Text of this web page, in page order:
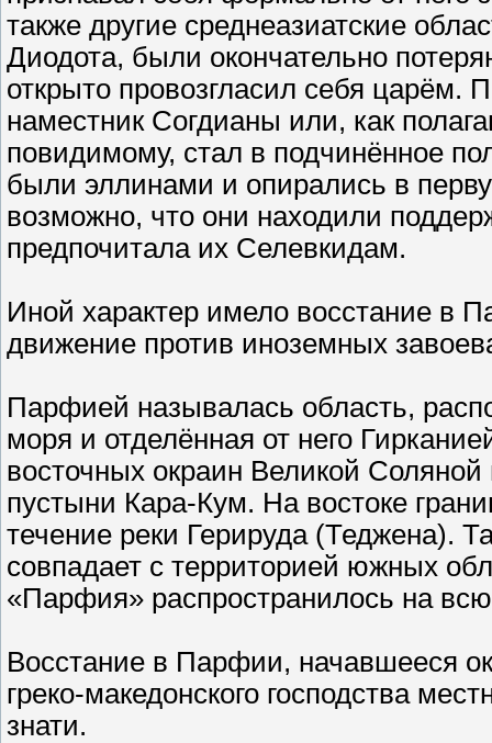
также другие среднеазиатские
Диодота, были окончательно
открыто провозгласил себя
наместник Согдианы или, как
повидимому, стал в подчинённое
были эллинами и опирались в
возможно, что они находили
предпочитала их Селевкидам.
Иной характер имело восстание в
движение против иноземных
Парфией называлась область,
моря и отделённая от него
восточных окраин Великой
пустыни Кара-Кум. На востоке
течение реки Герируда (Теджена).
совпадает с территорией южных
«Парфия» распространилось на
Восстание в Парфии, начавшееся
греко-македонского господства
знати.